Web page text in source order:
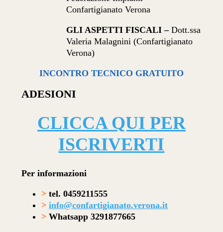
Confartigianato Verona
GLI ASPETTI FISCALI –Dott.ssa
Valeria Malagnini (Confartigianato
Verona)
INCONTRO TECNICO GRATUITO
ADESIONI
CLICCA QUI PER
ISCRIVERTI
Per informazioni
> tel. 0459211555
> info@confartigianato.verona.it
> Whatsapp 3291877665